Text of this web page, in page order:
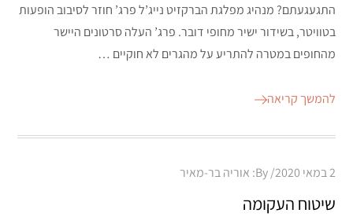
התגעגעתם? מנהיג מפלגת הברקזיט נייג’ל פרג’ חוזר לסיבוב הופעות
בטוויטר, בשידור ישיר מחופי דובר. פרג’ העלה סרטונים היישר
מהחופים במטרה להתריע על מהגרים לא חוקיים …
להמשך קריאה
Posted
2 במאי 2020 By: אוריה בר-מאיר
שיטוח העקומה